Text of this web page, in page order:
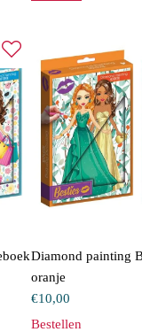
Diamond painting
oranje
€10,00
Bestellen